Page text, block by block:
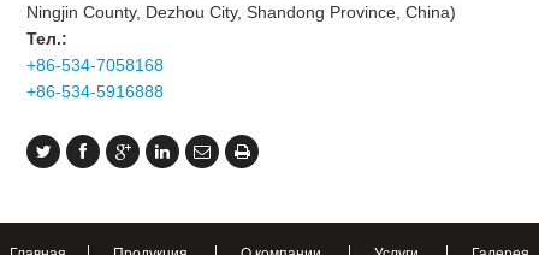
Ningjin County, Dezhou City, Shandong Province, China)
Тел.:
+86-534-7058168
+86-534-5916888